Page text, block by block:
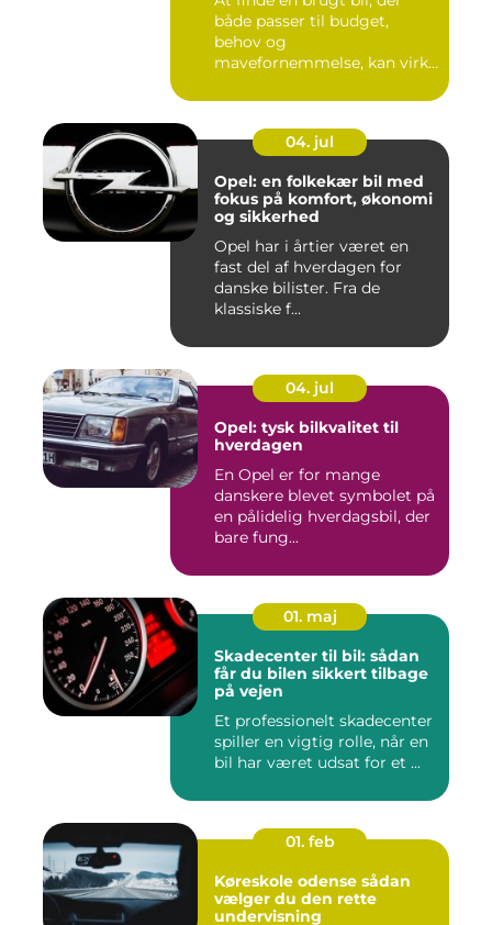
både passer til budget,
behov og
mavefornemmelse, kan virke
04. jul
Opel: en folkekær bil med
fokus på komfort, økonomi
og sikkerhed
Opel har i årtier været en
fast del af hverdagen for
danske bilister. Fra de
klassiske f...
04. jul
Opel: tysk bilkvalitet til
hverdagen
En Opel er for mange
danskere blevet symbolet på
en pålidelig hverdagsbil, der
bare fung...
01. maj
Skadecenter til bil: sådan
får du bilen sikkert tilbage
på vejen
Et professionelt skadecenter
spiller en vigtig rolle, når en
bil har været udsat for et ...
01. feb
Køreskole odense sådan
vælger du den rette
undervisning